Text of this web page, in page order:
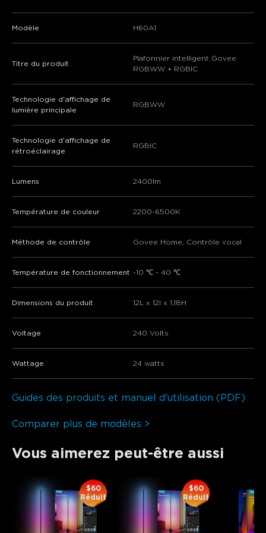
Modèle H60A1
Titre du produit
Plafonnier intelligent Govee
RGBWW + RGBIC
Technologie d'affichage de
lumière principale
RGBWW
Technologie d'affichage de
rétroéclairage
RGBIC
Lumens 2400lm
Température de couleur 2200-6500K
Méthode de contrôle Govee Home, Contrôle vocal
Température de fonctionnement -10 ℃ - 40 ℃
Dimensions du produit ‎12L x 12l x 1,18H
Voltage 240 Volts
Wattage 24 watts
Guides des produits et manuel d'utilisation (PDF)
Comparer plus de modèles >
Vous aimerez peut-être aussi
$60
Réduit
$60
Réduit
close